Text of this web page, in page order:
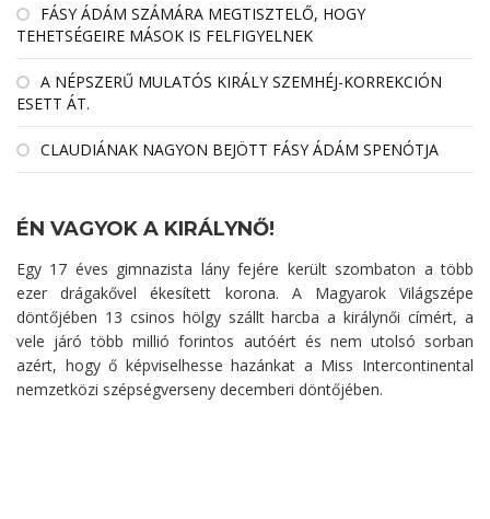
FÁSY ÁDÁM SZÁMÁRA MEGTISZTELŐ, HOGY
TEHETSÉGEIRE MÁSOK IS FELFIGYELNEK
A NÉPSZERŰ MULATÓS KIRÁLY SZEMHÉJ-KORREKCIÓN
ESETT ÁT.
CLAUDIÁNAK NAGYON BEJÖTT FÁSY ÁDÁM SPENÓTJA
ÉN VAGYOK A KIRÁLYNŐ!
Egy 17 éves gimnazista lány fejére került szombaton a több
ezer drágakővel ékesített korona. A Magyarok Világszépe
döntőjében 13 csinos hölgy szállt harcba a királynői címért, a
vele járó több millió forintos autóért és nem utolsó sorban
azért, hogy ő képviselhesse hazánkat a Miss Intercontinental
nemzetközi szépségverseny decemberi döntőjében.